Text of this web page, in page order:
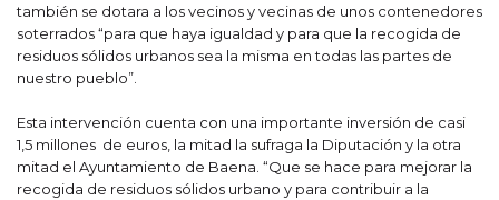
también se dotara a los vecinos y vecinas de unos contenedores
soterrados “para que haya igualdad y para que la recogida de
residuos sólidos urbanos sea la misma en todas las partes de
nuestro pueblo”.
Esta intervención cuenta con una importante inversión de casi
1,5 millones de euros, la mitad la sufraga la Diputación y la otra
mitad el Ayuntamiento de Baena. “Que se hace para mejorar la
recogida de residuos sólidos urbano y para contribuir a la